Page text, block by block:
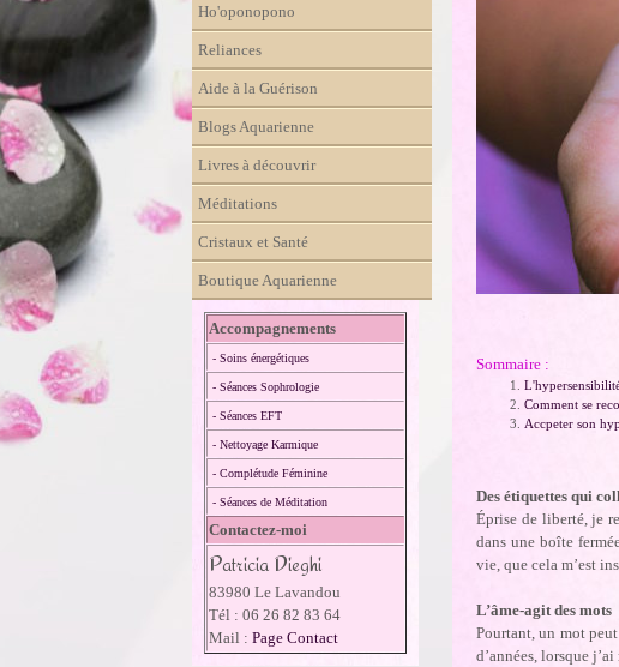
Ho'oponopono
Reliances
Aide à la Guérison
Blogs Aquarienne
Livres à découvrir
Méditations
Cristaux et Santé
Boutique Aquarienne
Accompagnements
- Soins énergétiques
- Séances Sophrologie
- Séances EFT
- Nettoyage Karmique
- Complétude Féminine
- Séances de Méditation
Contactez-moi
Patricia Dieghi
83980 Le Lavandou
Tél : 06 26 82 83 64
Mail : Page Contact
Sommaire :
Comment se
Accpeter son
Des étiquettes qui
Éprise de liberté, je
dans une boîte
vie, que cela m’est
L’âme-agit des mots
Pourtant, un mot
d’années, lorsque